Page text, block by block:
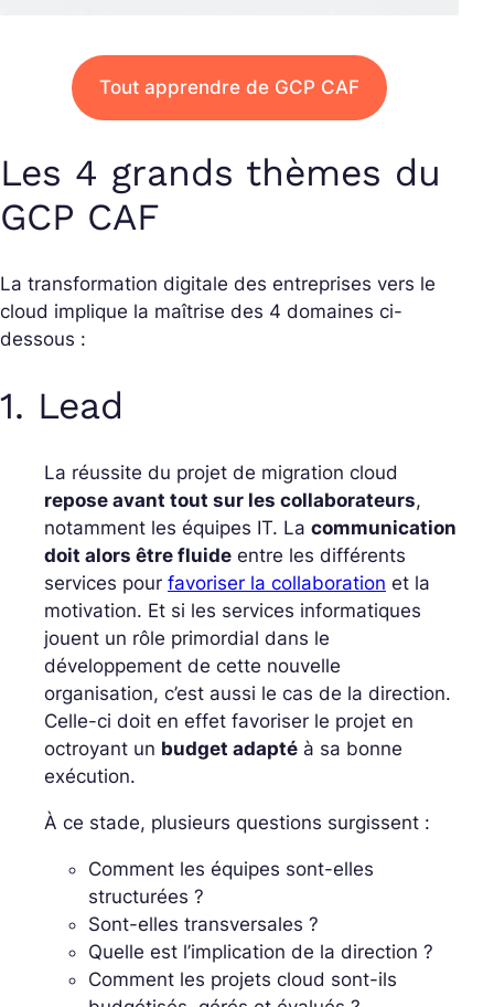
Tout apprendre de GCP CAF
Les 4 grands thèmes du
GCP CAF
La transformation digitale des entreprises vers le
cloud implique la maîtrise des 4 domaines ci-
dessous :
1. Lead
La réussite du projet de migration cloud
repose avant tout sur les collaborateurs,
notamment les équipes IT. La communication
doit alors être fluide entre les différents
services pour favoriser la collaboration et la
motivation. Et si les services informatiques
jouent un rôle primordial dans le
développement de cette nouvelle
organisation, c’est aussi le cas de la direction.
Celle-ci doit en effet favoriser le projet en
octroyant un budget adapté à sa bonne
exécution.
À ce stade, plusieurs questions surgissent :
Comment les équipes sont-elles
structurées ?
Sont-elles transversales ?
Quelle est l’implication de la direction ?
Comment les projets cloud sont-ils